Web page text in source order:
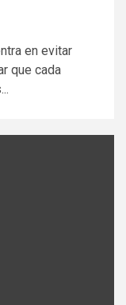
en evitar
que cada